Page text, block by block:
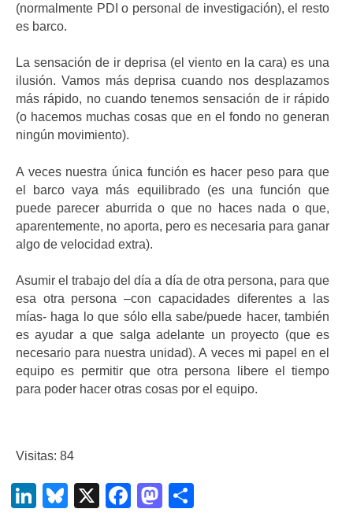
(normalmente PDI o personal de investigación), el resto
es barco.
La sensación de ir deprisa (el viento en la cara) es una
ilusión. Vamos más deprisa cuando nos desplazamos
más rápido, no cuando tenemos sensación de ir rápido
(o hacemos muchas cosas que en el fondo no generan
ningún movimiento).
A veces nuestra única función es hacer peso para que
el barco vaya más equilibrado (es una función que
puede parecer aburrida o que no haces nada o que,
aparentemente, no aporta, pero es necesaria para ganar
algo de velocidad extra).
Asumir el trabajo del día a día de otra persona, para que
esa otra persona –con capacidades diferentes a las
mías- haga lo que sólo ella sabe/puede hacer, también
es ayudar a que salga adelante un proyecto (que es
necesario para nuestra unidad). A veces mi papel en el
equipo es permitir que otra persona libere el tiempo
para poder hacer otras cosas por el equipo.
Visitas: 84
LinkedIn
Bluesky
X Facebook
Mastodon